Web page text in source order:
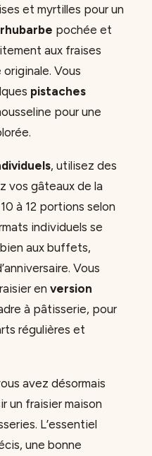
et myrtilles pour un
rhubarbe pochée et
aux fraises
Vous
pistaches
pour une
, utilisez des
vos gâteaux de la
à 12 portions selon
individuels se
aux buffets,
Vous
en version
à pâtisserie, pour
régulières et
avez désormais
un fraisier maison
L’essentiel
une bonne